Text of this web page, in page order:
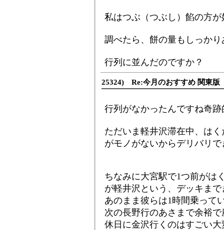
私はつぶ（つぶし）餡の方
調べたら、餅の量もしっか
行列に並んだのですか？
25324) Re:今月のおすすめ 関東版
行列がなかったんですね奇跡
ただいま軽井沢滞在中、は
がモノがないからデリバリ
ちなみに大宮駅で1つ前がは
が軽井沢という、デッキま
あのまま彼らは1時間乗って
次の長野行のあさまで余裕
休日に金沢行くのはすごい